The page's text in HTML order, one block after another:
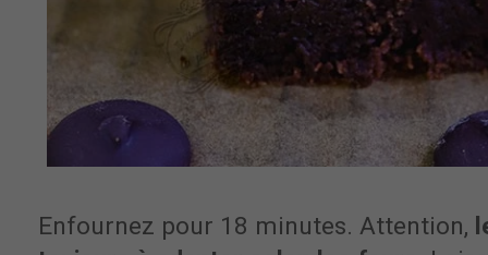
Enfournez pour 18 minutes. Attention,